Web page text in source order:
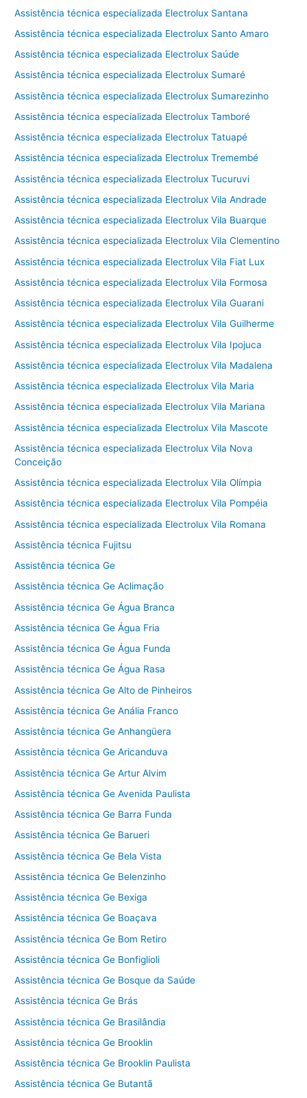
Assistência técnica especializada Electrolux Santana
Assistência técnica especializada Electrolux Santo Amaro
Assistência técnica especializada Electrolux Saúde
Assistência técnica especializada Electrolux Sumaré
Assistência técnica especializada Electrolux Sumarezinho
Assistência técnica especializada Electrolux Tamboré
Assistência técnica especializada Electrolux Tatuapé
Assistência técnica especializada Electrolux Tremembé
Assistência técnica especializada Electrolux Tucuruvi
Assistência técnica especializada Electrolux Vila Andrade
Assistência técnica especializada Electrolux Vila Buarque
Assistência técnica especializada Electrolux Vila Clementino
Assistência técnica especializada Electrolux Vila Fiat Lux
Assistência técnica especializada Electrolux Vila Formosa
Assistência técnica especializada Electrolux Vila Guarani
Assistência técnica especializada Electrolux Vila Guilherme
Assistência técnica especializada Electrolux Vila Ipojuca
Assistência técnica especializada Electrolux Vila Madalena
Assistência técnica especializada Electrolux Vila Maria
Assistência técnica especializada Electrolux Vila Mariana
Assistência técnica especializada Electrolux Vila Mascote
Assistência técnica especializada Electrolux Vila Nova
Conceição
Assistência técnica especializada Electrolux Vila Olímpia
Assistência técnica especializada Electrolux Vila Pompéia
Assistência técnica especializada Electrolux Vila Romana
Assistência técnica Fujitsu
Assistência técnica Ge
Assistência técnica Ge Aclimação
Assistência técnica Ge Água Branca
Assistência técnica Ge Água Fria
Assistência técnica Ge Água Funda
Assistência técnica Ge Água Rasa
Assistência técnica Ge Alto de Pinheiros
Assistência técnica Ge Anália Franco
Assistência técnica Ge Anhangüera
Assistência técnica Ge Aricanduva
Assistência técnica Ge Artur Alvim
Assistência técnica Ge Avenida Paulista
Assistência técnica Ge Barra Funda
Assistência técnica Ge Barueri
Assistência técnica Ge Bela Vista
Assistência técnica Ge Belenzinho
Assistência técnica Ge Bexiga
Assistência técnica Ge Boaçava
Assistência técnica Ge Bom Retiro
Assistência técnica Ge Bonfiglioli
Assistência técnica Ge Bosque da Saúde
Assistência técnica Ge Brás
Assistência técnica Ge Brasilândia
Assistência técnica Ge Brooklin
Assistência técnica Ge Brooklin Paulista
Assistência técnica Ge Butantã